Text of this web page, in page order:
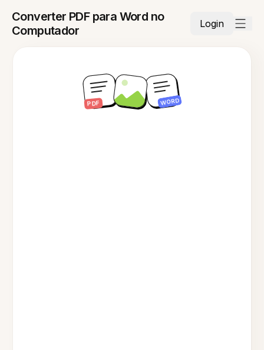
Converter PDF para Word no
Computador
Login